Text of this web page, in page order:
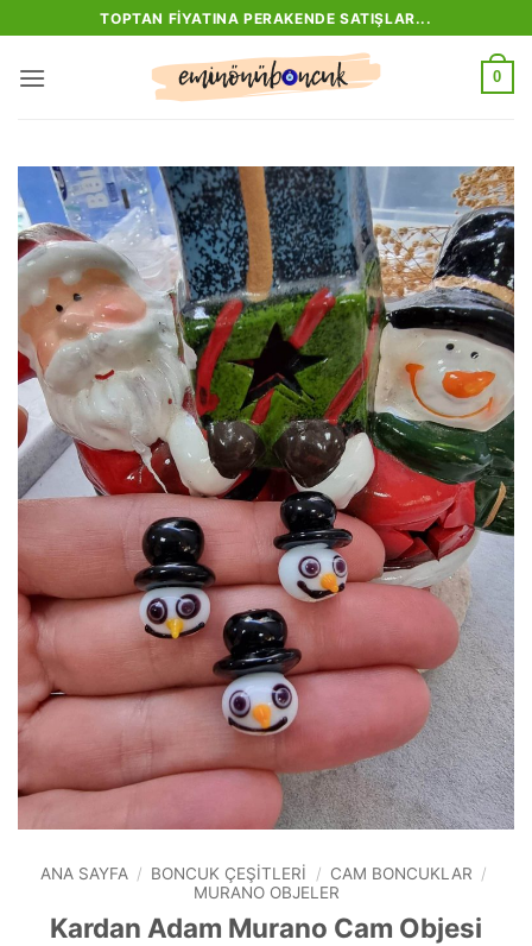
atla
TOPTAN FIYATINA PERAKENDE SATIŞLAR...
0
ANA SAYFA / BONCUK ÇEŞITLERI / CAM BONCUKLAR /
MURANO OBJELER
Kardan Adam Murano Cam Objesi